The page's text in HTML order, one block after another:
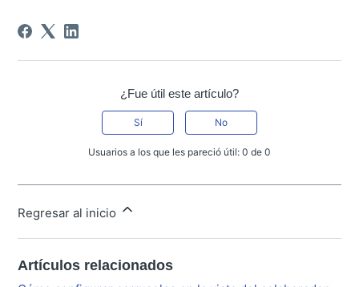
¿Fue útil este artículo?
Sí No
Usuarios a los que les pareció útil: 0 de 0
Regresar al inicio
Artículos relacionados